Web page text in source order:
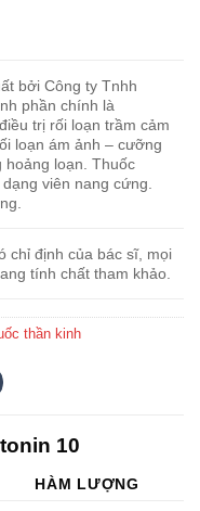
bởi Công ty Tnhh
phần chính là
trị rối loạn trầm cảm
loạn ám ảnh – cưỡng
hoảng loạn. Thuốc
viên nang cứng.
chỉ định của bác sĩ, mọi
tính chất tham khảo.
thần kinh
10
HÀM LƯỢNG